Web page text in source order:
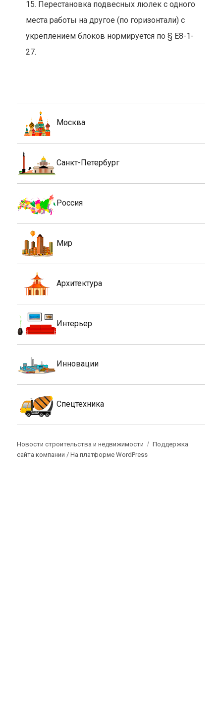
15. Перестановка подвесных люлек с одного
места работы на другое (по горизонтали) с
укреплением блоков нормируется по § Е8-1-
27.
Москва
Санкт-Петербург
Россия
Мир
Архитектура
Интерьер
Инновации
Спецтехника
Новости строительства и недвижимости
Поддержка
сайта компании /На платформе WordPress